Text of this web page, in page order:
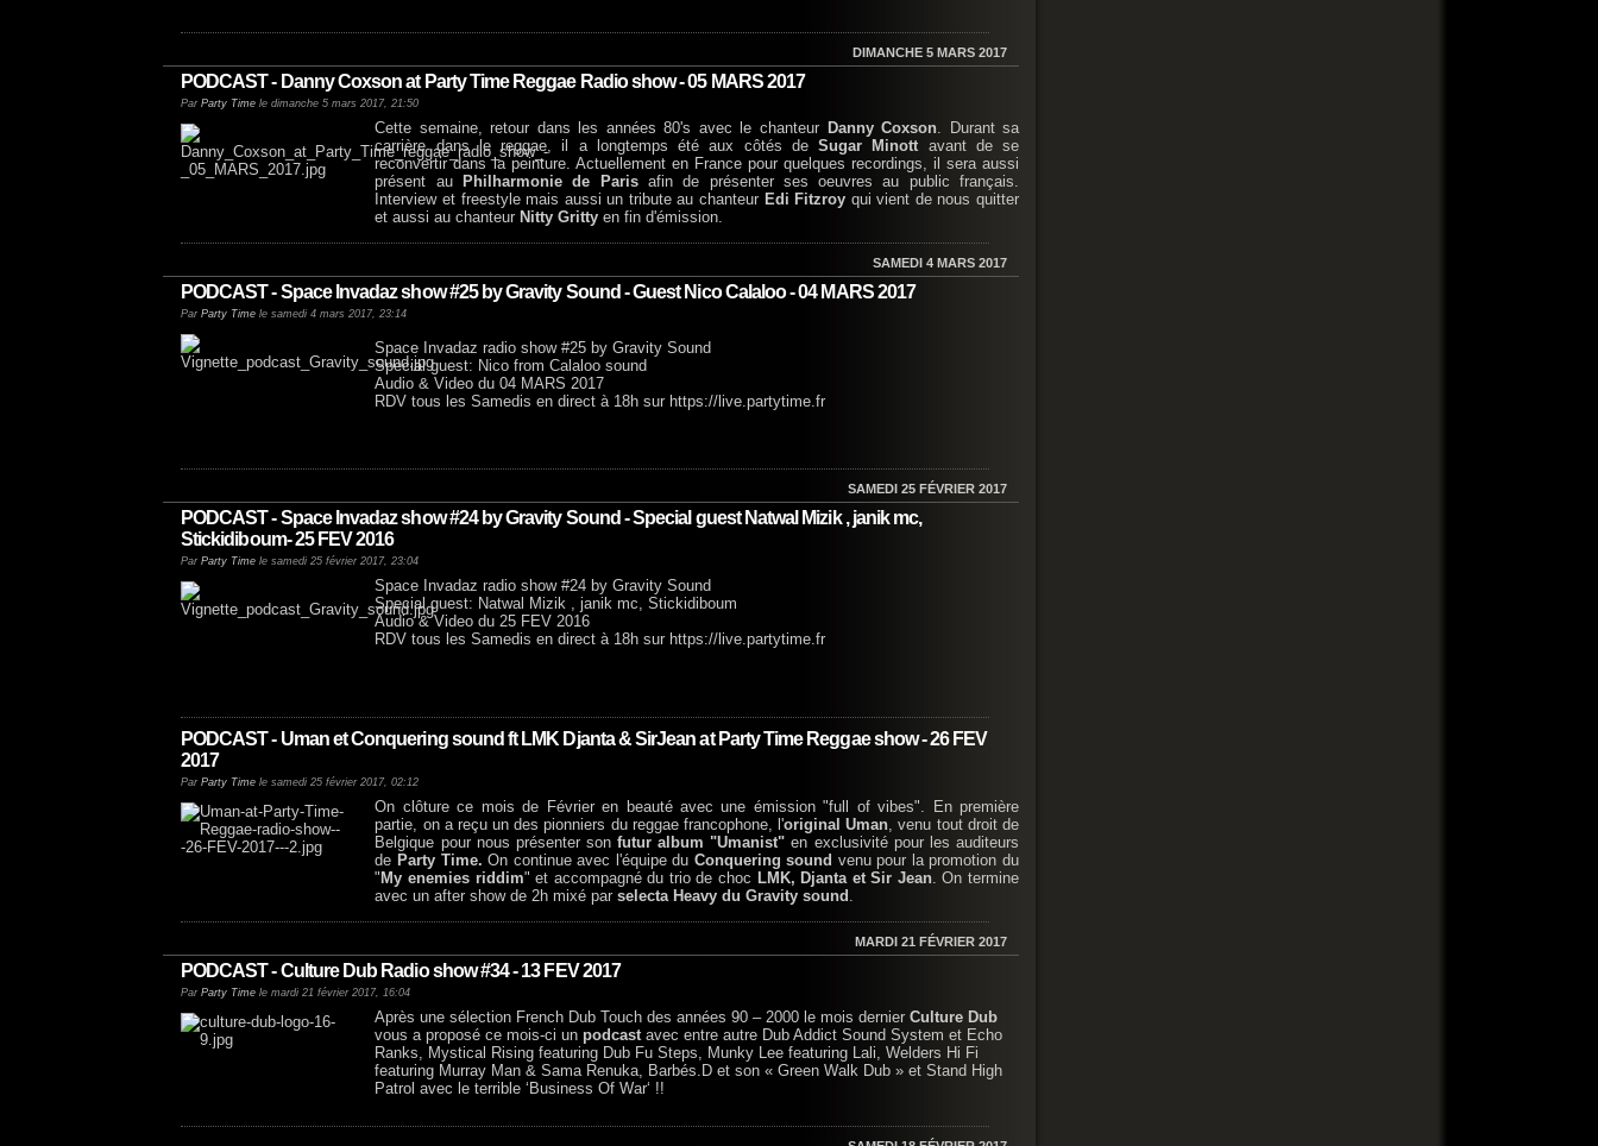
DIMANCHE 5 MARS 2017
PODCAST - Danny Coxson at Party Time Reggae Radio show - 05 MARS 2017
Par Party Time le dimanche 5 mars 2017, 21:50
Cette semaine, retour dans les années 80's avec le chanteur Danny Coxson . Durant sa
carrière dans le reggae, il a longtemps été aux côtés deSugar Minott avant de se
reconvertir dans la peinture. Actuellement en France pour quelques recordings, il sera aussi
présent auPhilharmonie de Parisafin de présenter ses oeuvres au public français.
Interview et freestyle mais aussi un tribute au chanteur Edi Fitzroy qui vient de nous quitter
et aussi au chanteurNitty Gritty en fin d'émission.
SAMEDI 4 MARS 2017
PODCAST - Space Invadaz show #25 by Gravity Sound - Guest Nico Calaloo - 04 MARS 2017
Par Party Time le samedi 4 mars 2017, 23:14
Space Invadaz radio show #25 by Gravity Sound
Special guest: Nico from Calaloo sound
Audio & Video du 04 MARS 2017
RDV tous les Samedis en direct à 18h sur https://live.partytime.fr
SAMEDI 25 FÉVRIER 2017
PODCAST - Space Invadaz show #24 by Gravity Sound - Special guest Natwal Mizik , janik mc,
Stickidiboum- 25 FEV 2016
Par Party Time le samedi 25 février 2017, 23:04
Space Invadaz radio show #24 by Gravity Sound
Special guest: Natwal Mizik , janik mc, Stickidiboum
Audio & Video du 25 FEV 2016
RDV tous les Samedis en direct à 18h sur https://live.partytime.fr
PODCAST - Uman et Conquering sound ft LMK Djanta & SirJean at Party Time Reggae show - 26 FEV
2017
Par Party Time le samedi 25 février 2017, 02:12
On clôture ce mois de Février en beauté avec une émission "full of vibes". En première
partie, on a reçu un des pionniers du reggae francophone, l'original Uman, venu tout droit de
Belgique pour nous présenter sonfutur album "Umanist"en exclusivité pour les auditeurs
de Party Time. On continue avec l'équipe du Conquering sound venu pour la promotion du
" My enemies riddim" et accompagné du trio de choc LMK, Djanta et Sir Jean. On termine
avec un after show de 2h mixé parselecta Heavy du Gravity sound .
MARDI 21 FÉVRIER 2017
PODCAST - Culture Dub Radio show #34 - 13 FEV 2017
Par Party Time le mardi 21 février 2017, 16:04
Après une sélection French Dub Touch des années 90 – 2000 le mois dernierCulture Dub
vous a proposé ce mois-ci unpodcastavec entre autre Dub Addict Sound System et Echo
Ranks, Mystical Rising featuring Dub Fu Steps, Munky Lee featuring Lali, Welders Hi Fi
featuring Murray Man & Sama Renuka, Barbés.D et son « Green Walk Dub » et Stand High
Patrol avec le terrible ‘Business Of War‘ !!